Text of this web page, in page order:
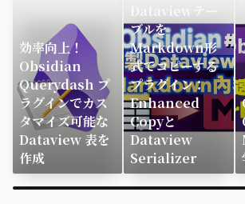
効率向上！
Obsidian
Querydash プ
ラグインでカス
タマイズ可能な
Dataview 表を
作成
Dataviewテー
ブルを
Markdown形
式でコピーする
プラグイン：
Enhanced
Copyと
Dataview
Serializer